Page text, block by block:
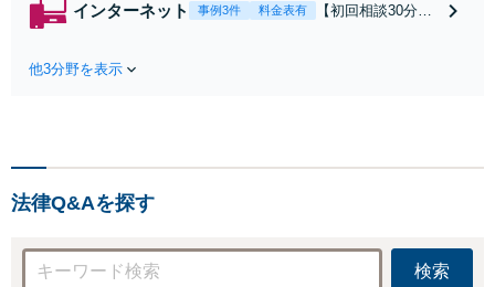
れたら、サインす
インターネット 事例3件 料金表有
【初回相談30分無
お店の風評被害対
応可：開示請求の
意見照会が来たと
他3分野を表示
法律Q&Aを探す
検索